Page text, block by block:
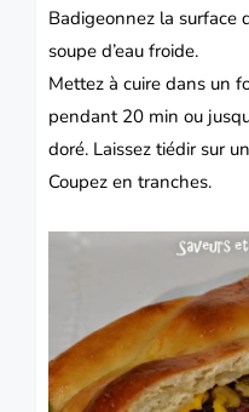
Badigeonnez la surface
soupe d’eau froide.
Mettez à cuire dans un
pendant 20 min ou
doré. Laissez tiédir sur
Coupez en tranches.